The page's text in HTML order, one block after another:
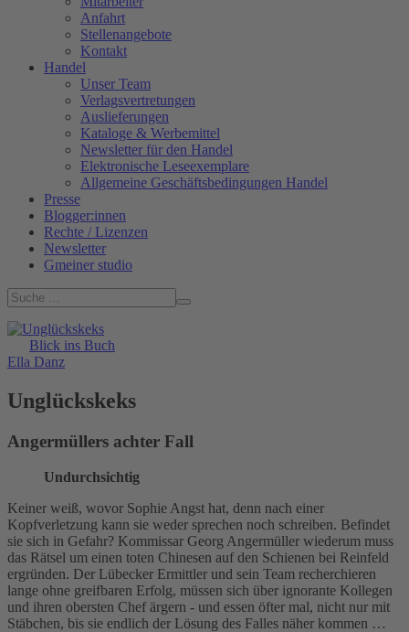
Anfahrt
Stellenangebote
Kontakt
Handel
Unser Team
Verlagsvertretungen
Auslieferungen
Kataloge & Werbemittel
Newsletter für den Handel
Elektronische Leseexemplare
Allgemeine Geschäftsbedingungen Handel
Presse
Blogger:innen
Rechte / Lizenzen
Newsletter
Gmeiner studio
Blick ins Buch
Ella Danz
Unglückskeks
Angermüllers achter Fall
Undurchsichtig
Keiner weiß, wovor Sophie Angst hat, denn nach einer
Kopfverletzung kann sie weder sprechen noch schreiben. Befindet
sie sich in Gefahr? Kommissar Georg Angermüller wiederum muss
das Rätsel um einen toten Chinesen auf den Schienen bei Reinfeld
ergründen. Der Lübecker Ermittler und sein Team recherchieren
lange ohne greifbaren Erfolg, müssen sich über ignorante Kollegen
und ihren obersten Chef ärgern - und essen öfter mal, nicht nur mit
Stäbchen, bis sie endlich der Lösung des Falles näher kommen …